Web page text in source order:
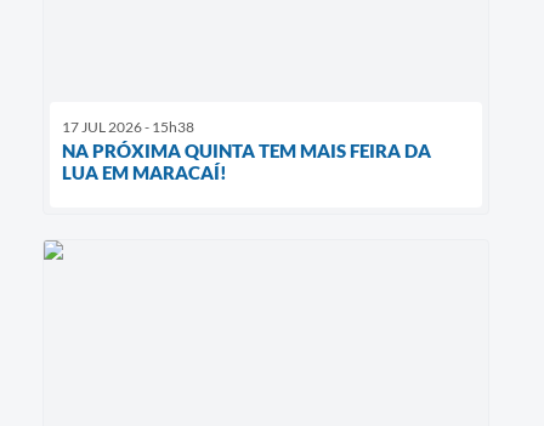
17 JUL 2026 - 15h38
NA PRÓXIMA QUINTA TEM MAIS FEIRA DA
LUA EM MARACAÍ!